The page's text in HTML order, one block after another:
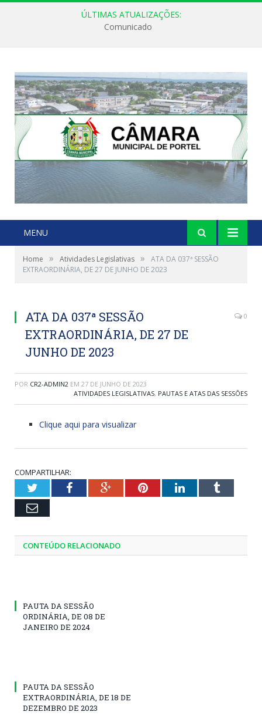
ÚLTIMAS ATUALIZAÇÕES:
Comunicado
MENU
Home » Atividades Legislativas »
ATA DA 037ª SESSÃO
EXTRAORDINÁRIA, DE 27 DE JUNHO DE 2023
ATA DA 037ª SESSÃO
EXTRAORDINÁRIA, DE 27 DE
JUNHO DE 2023
0
POR CR2-ADMIN2 EM 27 DE JUNHO DE 2023
ATIVIDADES LEGISLATIVAS, PAUTAS E ATAS DAS SESSÕES
Clique aqui para visualizar
COMPARTILHAR:
TwitterFacebookGoogle+PinterestLinkedInTumblr
Email
CONTEÚDO RELACIONADO
PAUTA DA SESSÃO
ORDINÁRIA, DE 08 DE
JANEIRO DE 2024
PAUTA DA SESSÃO
EXTRAORDINÁRIA, DE 18 DE
DEZEMBRO DE 2023